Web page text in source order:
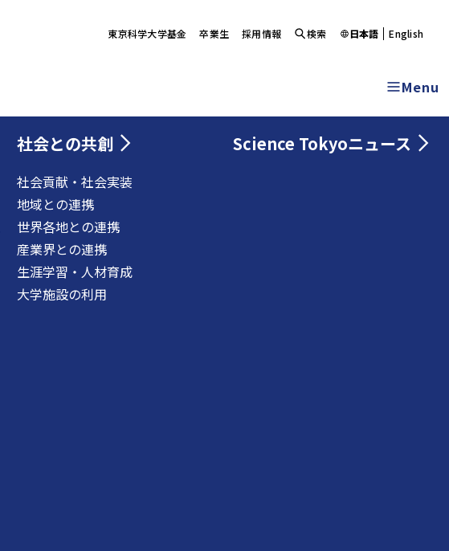
Menu
社会との共創
社会貢献・社会実装
地域との連携
世界各地との連携
産業界との連携
生涯学習・人材育成
大学施設の利用
Science Tokyoニュース
東京科学大学基金 卒業生 採用情報 検索 日本語 English